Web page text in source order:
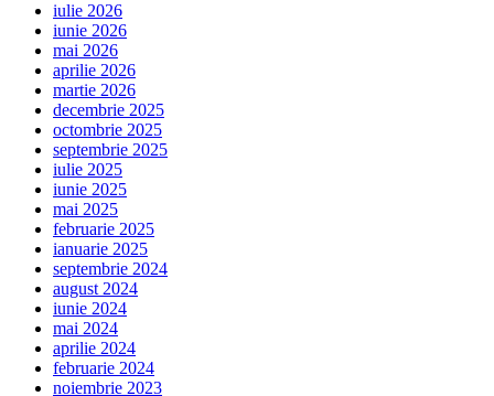
iulie 2026
iunie 2026
mai 2026
aprilie 2026
martie 2026
decembrie 2025
octombrie 2025
septembrie 2025
iulie 2025
iunie 2025
mai 2025
februarie 2025
ianuarie 2025
septembrie 2024
august 2024
iunie 2024
mai 2024
aprilie 2024
februarie 2024
noiembrie 2023